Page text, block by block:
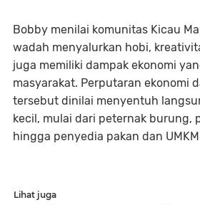
Bobby menilai komunitas Kicau
wadah menyalurkan hobi,
juga memiliki dampak ekonomi
masyarakat. Perputaran ekonomi
tersebut dinilai menyentuh
kecil, mulai dari peternak burung,
hingga penyedia pakan dan
Lihat juga